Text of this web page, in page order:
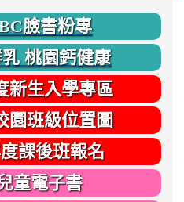
臉書粉專
桃園鈣健康
新生入學專區
園班級位置圖
課後班報名
童電子書